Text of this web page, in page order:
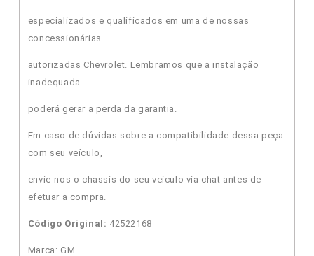
especializados e qualificados em uma de nossas
concessionárias
autorizadas Chevrolet. Lembramos que a instalação
inadequada
poderá gerar a perda da garantia.
Em caso de dúvidas sobre a compatibilidade dessa peça
com seu veículo,
envie-nos o chassis do seu veículo via chat antes de
efetuar a compra.
Código Original: 42522168
Marca: GM